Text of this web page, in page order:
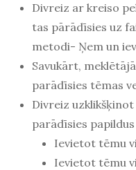
Divreiz ar kreiso
tas pārādīsies uz
metodi- Ņem un
Savukārt,
parādīsies tēmas
Divreiz
parādīsies
Ievietot tēmu
Ievietot tēmu